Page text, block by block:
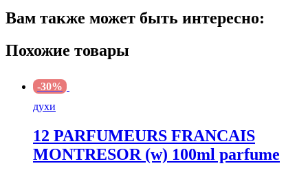
Вам также может быть интересно:
Похожие товары
-30%
духи
12 PARFUMEURS FRANCAIS
MONTRESOR (w) 100ml parfume